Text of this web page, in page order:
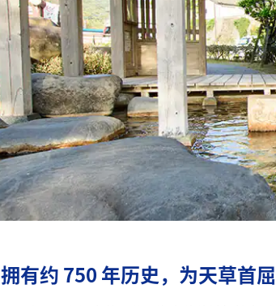
拥有约 750 年历史，为天草首